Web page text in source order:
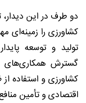
دو طرف در این
کشاورزی را زمینه‌ای
تولید و توسعه
گسترش همکاری‌های
کشاورزی و استفاده
اقتصادی و تأمین